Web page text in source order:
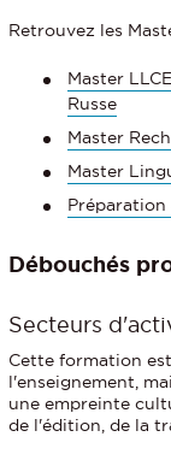
Retrouvez les
Master
Russe
Master
Master
Préparation
Débouchés
Secteurs
Cette formation
l'enseignement,
une empreinte
de l'édition, de la